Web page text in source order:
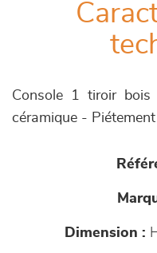
Console 1 tiroir
céramique - Piétement
Dimension :